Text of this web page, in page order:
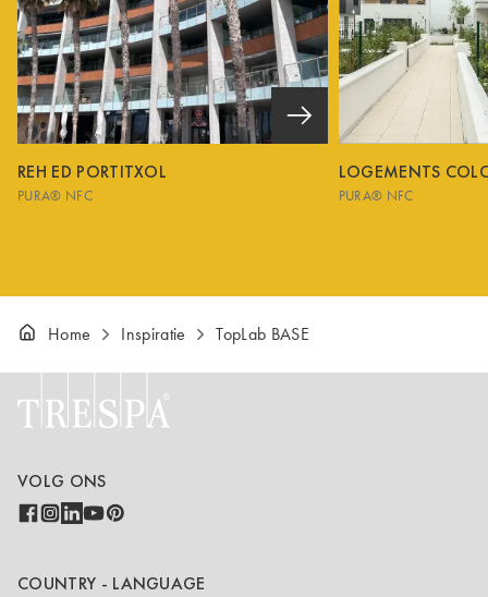
REH ED PORTITXOL
PURA® NFC
LOGEMENTS
PURA® NFC
Home Inspiratie TopLab BASE
VOLG ONS
COUNTRY - LANGUAGE